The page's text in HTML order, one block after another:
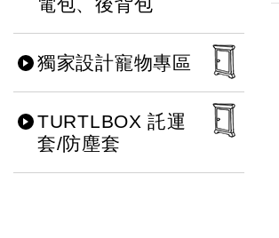
獨家設計寵物專區
TURTLBOX 託運
套/防塵套